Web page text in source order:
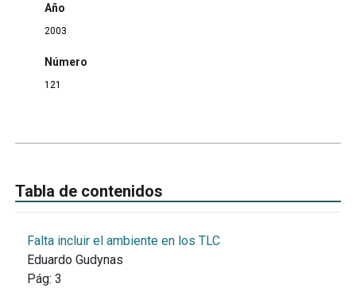
Año
2003
Número
121
Tabla de contenidos
Falta incluir el ambiente en los TLC
Eduardo Gudynas
Pág: 3